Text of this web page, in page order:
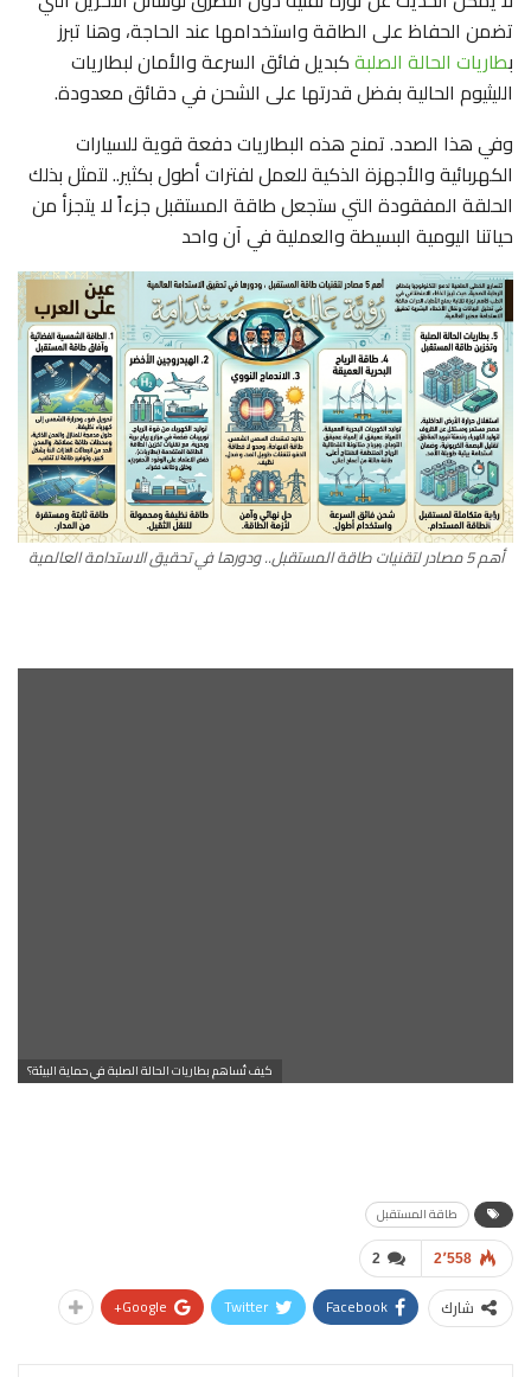
تضمن الحفاظ على الطاقة واستخدامها عند الحاجة، وهنا تبرز
بطاريات الحالة الصلبةكبديل فائق السرعة والأمان لبطاريات
الليثيوم الحالية بفضل قدرتها على الشحن في دقائق معدودة.
وفي هذا الصدد. تمنح هذه البطاريات دفعة قوية للسيارات
الكهربائية والأجهزة الذكية للعمل لفترات أطول بكثير.. لتمثل بذلك
الحلقة المفقودة التي ستجعل طاقة المستقبل جزءاً لا يتجزأ من
حياتنا اليومية البسيطة والعملية في آن واحد
أهم 5 مصادر لتقنيات طاقة المستقبل.. ودورها في تحقيق الاستدامة العالمية
كيف تُساهم بطاريات الحالة الصلبة في حماية البيئة؟
طاقة المستقبل
2 2٬558
شارك Facebook
Twitter
Google+